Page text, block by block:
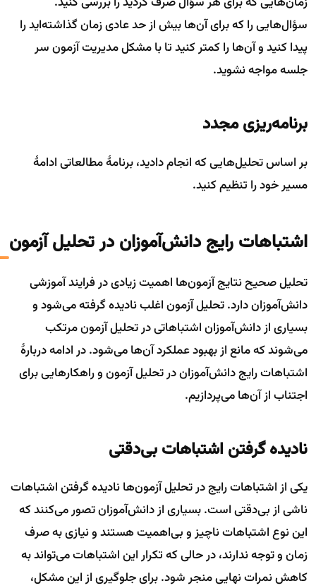
سؤال‌هایی را که برای آن‌ها بیش از حد عادی زمان گذاشته‌اید را
پیدا کنید و آن‌ها را کمتر کنید تا با مشکل مدیریت آزمون سر
جلسه مواجه نشوید.
برنامه‌ریزی مجدد
بر اساس تحلیل‌هایی که انجام دادید، برنامهٔ مطالعاتی ادامهٔ
مسیر خود را تنظیم کنید.
اشتباهات رایج دانش‌آموزان در تحلیل آزمون
تحلیل صحیح نتایج آزمون‌ها اهمیت زیادی در فرایند آموزشی
دانش‌آموزان دارد. تحلیل آزمون اغلب نادیده گرفته می‌شود و
بسیاری از دانش‌آموزان اشتباهاتی در تحلیل آزمون مرتکب
می‌شوند که مانع از بهبود عملکرد آن‌ها می‌شود. در ادامه دربارهٔ
اشتباهات رایج دانش‌آموزان در تحلیل آزمون و راهکارهایی برای
اجتناب از آن‌ها می‌پردازیم.
نادیده گرفتن اشتباهات بی‌دقتی
یکی از اشتباهات رایج در تحلیل آزمون‌ها نادیده گرفتن اشتباهات
ناشی از بی‌دقتی است. بسیاری از دانش‌آموزان تصور می‌کنند که
این نوع اشتباهات ناچیز و بی‌اهمیت هستند و نیازی به صرف
زمان و توجه ندارند، در حالی که تکرار این اشتباهات می‌تواند به
کاهش نمرات نهایی منجر شود. برای جلوگیری از این مشکل،